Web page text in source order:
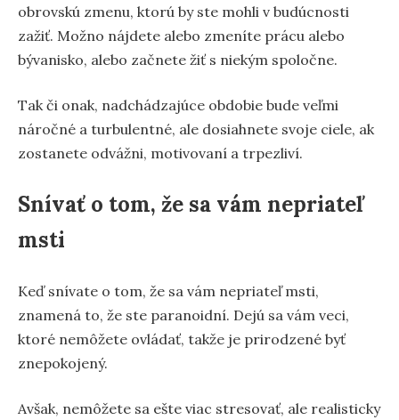
obrovskú zmenu, ktorú by ste mohli v budúcnosti
zažiť. Možno nájdete alebo zmeníte prácu alebo
bývanisko, alebo začnete žiť s niekým spoločne.
Tak či onak, nadchádzajúce obdobie bude veľmi
náročné a turbulentné, ale dosiahnete svoje ciele, ak
zostanete odvážni, motivovaní a trpezliví.
Snívať o tom, že sa vám nepriateľ
msti
Keď snívate o tom, že sa vám nepriateľ msti,
znamená to, že ste paranoidní. Dejú sa vám veci,
ktoré nemôžete ovládať, takže je prirodzené byť
znepokojený.
Avšak, nemôžete sa ešte viac stresovať, ale realisticky